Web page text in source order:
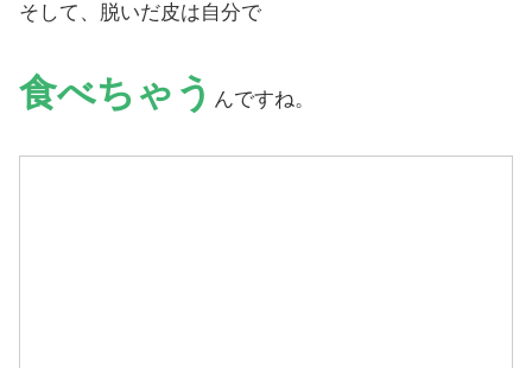
そして、脱いだ皮は自分で
食べちゃう んですね。